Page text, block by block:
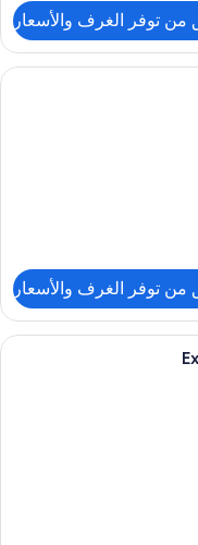
من توفر الغرف والأسعار
بالريش وأسرّة بطبقة
من توفر الغرف والأسعار
بالريش وأسرّة بطبقة